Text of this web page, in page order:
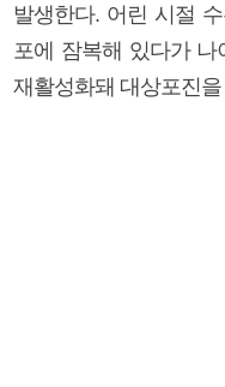
발생한다. 어린 시절
포에 잠복해 있다가
재활성화돼 대상포진